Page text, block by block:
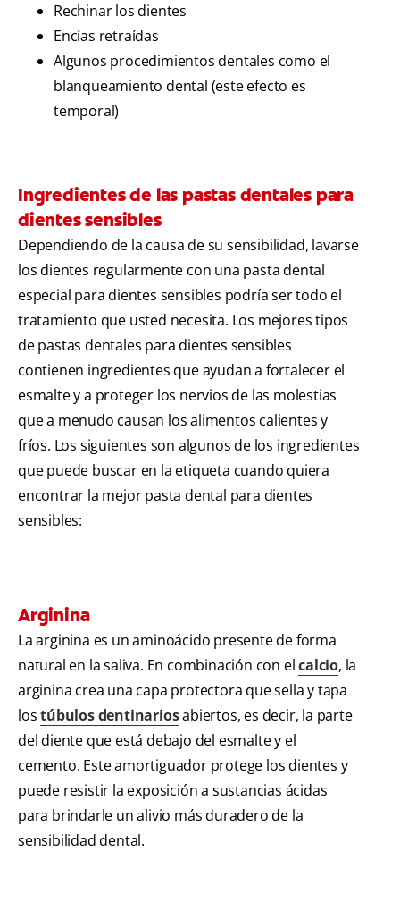
Rechinar los dientes
Encías retraídas
Algunos procedimientos dentales como el
blanqueamiento dental (este efecto es
temporal)
Ingredientes de las pastas dentales para
dientes sensibles
Dependiendo de la causa de su sensibilidad, lavarse
los dientes regularmente con una pasta dental
especial para dientes sensibles podría ser todo el
tratamiento que usted necesita. Los mejores tipos
de pastas dentales para dientes sensibles
contienen ingredientes que ayudan a fortalecer el
esmalte y a proteger los nervios de las molestias
que a menudo causan los alimentos calientes y
fríos. Los siguientes son algunos de los ingredientes
que puede buscar en la etiqueta cuando quiera
encontrar la mejor pasta dental para dientes
sensibles:
Arginina
La arginina es un aminoácido presente de forma
natural en la saliva. En combinación con elcalcio, la
arginina crea una capa protectora que sella y tapa
lostúbulos dentinariosabiertos, es decir, la parte
del diente que está debajo del esmalte y el
cemento. Este amortiguador protege los dientes y
puede resistir la exposición a sustancias ácidas
para brindarle un alivio más duradero de la
sensibilidad dental.